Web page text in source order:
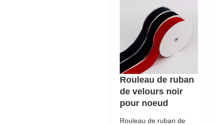
Rouleau de ruban
de velours noir
pour noeud
Rouleau de ruban de